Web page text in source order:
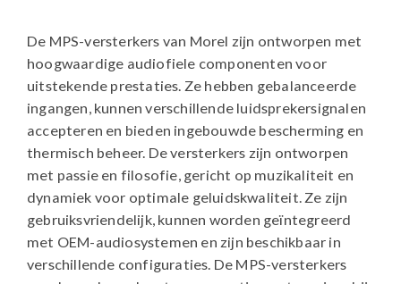
De MPS-versterkers van Morel zijn ontworpen met
hoogwaardige audiofiele componenten voor
uitstekende prestaties. Ze hebben gebalanceerde
ingangen, kunnen verschillende luidsprekersignalen
accepteren en bieden ingebouwde bescherming en
thermisch beheer. De versterkers zijn ontworpen
met passie en filosofie, gericht op muzikaliteit en
dynamiek voor optimale geluidskwaliteit. Ze zijn
gebruiksvriendelijk, kunnen worden geïntegreerd
met OEM-audiosystemen en zijn beschikbaar in
verschillende configuraties. De MPS-versterkers